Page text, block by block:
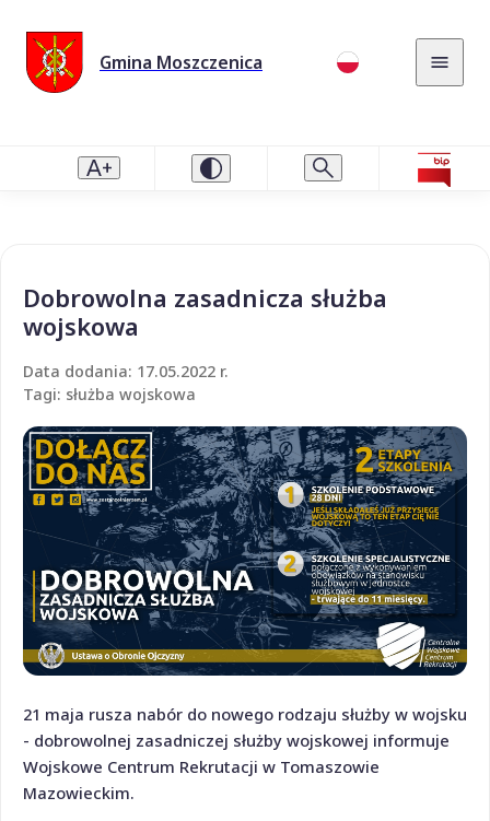
Gmina Moszczenica
Dobrowolna zasadnicza służba
wojskowa
Data dodania: 17.05.2022 r.
Tagi: służba wojskowa
21 maja rusza nabór do nowego rodzaju służby w wojsku
- dobrowolnej zasadniczej służby wojskowej informuje
Wojskowe Centrum Rekrutacji w Tomaszowie
Mazowieckim.